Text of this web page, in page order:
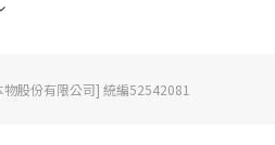
股份有限公司] 統編52542081